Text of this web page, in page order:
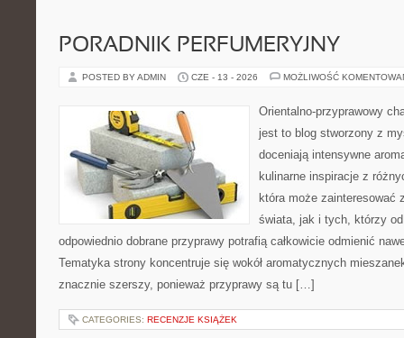
PORADNIK PERFUMERYJNY
POSTED BY ADMIN CZE - 13 - 2026 MOŻLIWOŚĆ
Orientalno-przyprawowy
jest to blog stworzony z
doceniają intensywne
kulinarne inspiracje z
która może zainteresować
świata, jak i tych, którzy
odpowiednio dobrane przyprawy potrafią całkowicie odmienić
Tematyka strony koncentruje się wokół aromatycznych
znacznie szerszy, ponieważ przyprawy są tu […]
CATEGORIES: RECENZJE KSIĄŻEK